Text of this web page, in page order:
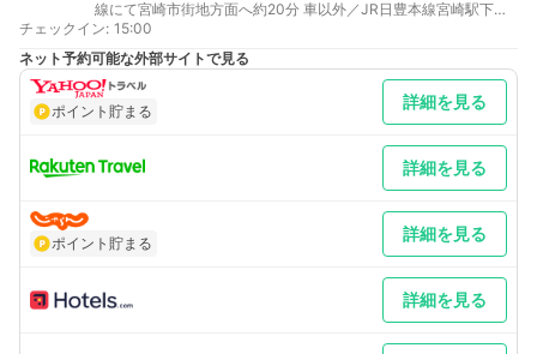
線にて宮崎市街地方面へ約20分 車以外／JR日豊本線宮崎駅下
車。タクシー5分。徒歩で15分
鹿児島より 車／九州自動車道にて宮崎方面へ～宮崎IC～国道220
号線にて宮崎市街地方面へ約20分 車以外／JR日豊本線にて宮崎
駅下車。タクシー5分
最寄り駅１ 宮崎
補足 車／駐車場完備。※2024年8月1日より料金改定 普通車・
ハイエース1,000円、大型車2,000～4,000円(1泊/先着順)平地・
立体・大型専用駐車場ございます P3にスタッフ駐在しておりま
す。分からない場合ホテルへご連絡(0985-28-6161)ください。
チェックイン: 15:00
ネット予約可能な外部サイトで見る
ポイント貯まる 詳細を見る
詳細を見る
ポイント貯まる 詳細を見る
詳細を見る